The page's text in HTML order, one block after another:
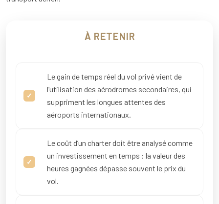
À RETENIR
Le gain de temps réel du vol privé vient de
l’utilisation des aérodromes secondaires, qui
suppriment les longues attentes des
aéroports internationaux.
Le coût d’un charter doit être analysé comme
un investissement en temps : la valeur des
heures gagnées dépasse souvent le prix du
vol.